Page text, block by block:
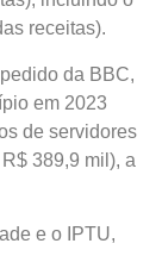
receitas).
da BBC,
em 2023
de servidores
389,9 mil), a
e o IPTU,